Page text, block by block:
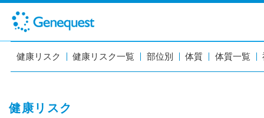
健康リスク 健康リスク一覧 部位別 体質 体質一覧
健康リスク